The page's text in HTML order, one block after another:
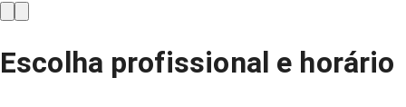
Escolha profissional e horário